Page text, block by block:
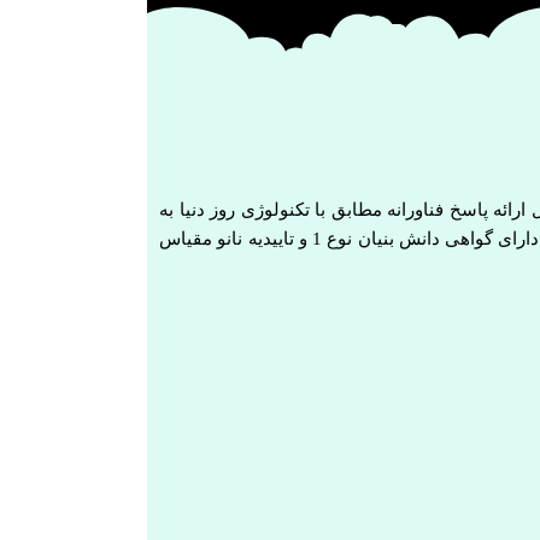
پاسخ فناورانه مطابق با تکنولوژی روز دنیا به
نیاز های بازار و صنایع مختلف بود. این شرکت تاکنون بیش از 50 تاییدیه و گواهی نامه مبنی بر عملکرد موثر و کارایی محصول کسب کرده است و دارای گواهی دانش بنیان نوع 1 و تاییدیه نانو مقیاس